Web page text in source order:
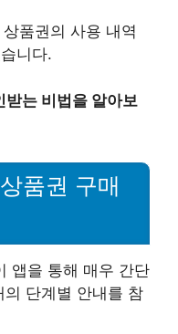
품권의 사용 내역
니다.
는 비법을 알아보
품권 구매
앱을 통해 매우 간단
단계별 안내를 참